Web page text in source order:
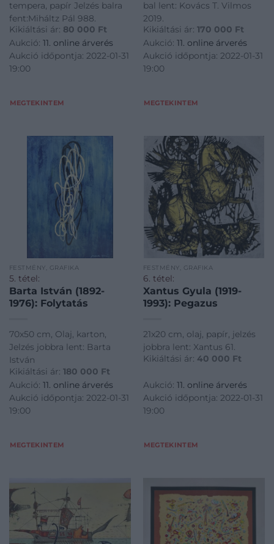
tempera, papír Jelzés balra
fent:Miháltz Pál 988.
Kikiáltási ár: 80 000 Ft
Aukció: 11. online árverés
Aukció időpontja: 2022-01-31
19:00
MEGTEKINTEM
bal lent: Kovács T. Vilmos
2019.
Kikiáltási ár: 170 000 Ft
Aukció: 11. online árverés
Aukció időpontja: 2022-01-31
19:00
MEGTEKINTEM
FESTMÉNY, GRAFIKA
5. tétel:
Barta István (1892-
1976): Folytatás
70x50 cm, Olaj, karton,
Jelzés jobbra lent: Barta
István
Kikiáltási ár: 180 000 Ft
Aukció: 11. online árverés
Aukció időpontja: 2022-01-31
19:00
MEGTEKINTEM
FESTMÉNY, GRAFIKA
6. tétel:
Xantus Gyula (1919-
1993): Pegazus
21x20 cm, olaj, papír, jelzés
jobbra lent: Xantus 61.
Kikiáltási ár: 40 000 Ft
Aukció: 11. online árverés
Aukció időpontja: 2022-01-31
19:00
MEGTEKINTEM